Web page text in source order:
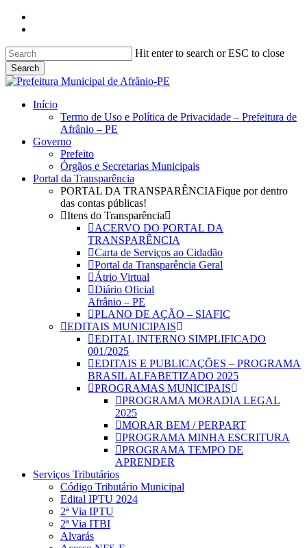
Skip
content
Hit enter to search or ESC to close
Search
Close
search
Menu
Início
Termo de Uso e Política de Privacidade – Prefeitura de
Afrânio – PE
Governo
Prefeito
Órgãos e Secretarias Municipais
Portal da Transparência
PORTAL DA TRANSPARÊNCIAFique por dentro
das contas públicas!
Itens do Transparência
ACERVO DO PORTAL DA
TRANSPARÊNCIA
Carta de Serviços ao Cidadão
Portal da Transparência Geral
Átrio Virtual
Diário Oficial
Afrânio – PE
PLANO DE AÇÃO – SIAFIC
EDITAIS MUNICIPAIS
EDITAL INTERNO SIMPLIFICADO
001/2025
EDITAIS E PUBLICAÇÕES – PROGRAMA
BRASIL ALFABETIZADO 2025
PROGRAMAS MUNICIPAIS
PROGRAMA MORADIA LEGAL
2025
MORAR BEM / PERPART
PROGRAMA MINHA ESCRITURA
PROGRAMA TEMPO DE
APRENDER
Serviços Tributários
Código Tributário Municipal
Edital IPTU 2024
2ª Via IPTU
2ª Via ITBI
Alvarás